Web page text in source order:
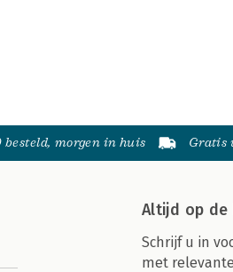
besteld, morgen in huis Gratis
Altijd op de
Schrijf u in
met